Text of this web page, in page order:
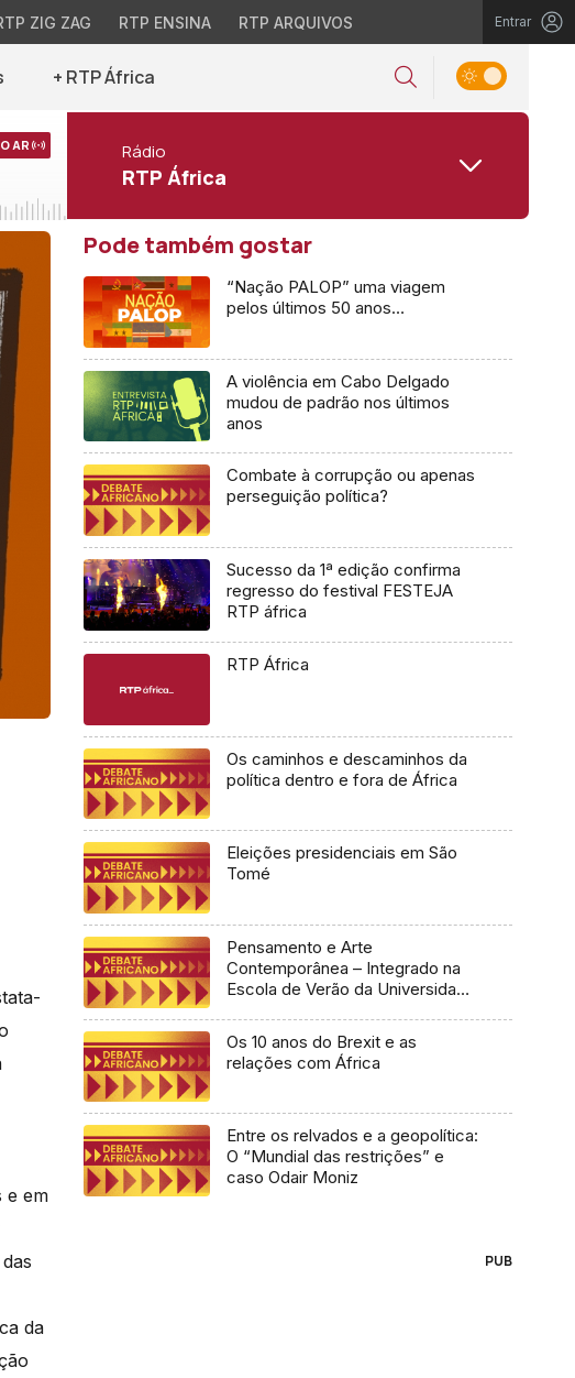
ZIG ZAG RTP ENSINA RTP ARQUIVOS Entrar
+ RTP África
AR Rádio
RTP África
e em
da
Pode também gostar
“Nação PALOP” uma viagem
pelos últimos 50 anos…
A violência em Cabo Delgado
mudou de padrão nos últimos
anos
Combate à corrupção ou apenas
perseguição política?
Sucesso da 1ª edição confirma
regresso do festival FESTEJA
RTP áfrica
RTP África
Os caminhos e descaminhos da
política dentro e fora de África
Eleições presidenciais em São
Tomé
Pensamento e Arte
Contemporânea – Integrado na
Escola de Verão da Universidade
Os 10 anos do Brexit e as
relações com África
Entre os relvados e a geopolítica:
O “Mundial das restrições” e
caso Odair Moniz
PUB